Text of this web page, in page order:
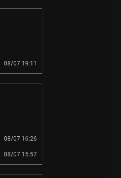
08/07 19:11
08/07 16:26
08/07 15:57